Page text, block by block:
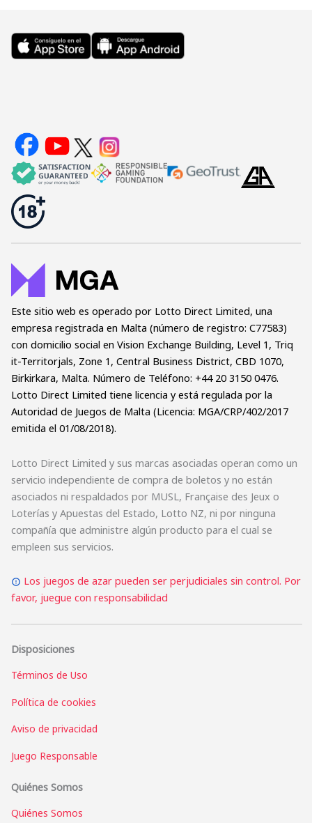
Este sitio web es operado por Lotto Direct Limited, una
empresa registrada en Malta (número de registro: C77583)
con domicilio social en Vision Exchange Building, Level 1, Triq
it-Territorjals, Zone 1, Central Business District, CBD 1070,
Birkirkara, Malta. Número de Teléfono: +44 20 3150 0476.
Lotto Direct Limited tiene licencia y está regulada por la
Autoridad de Juegos de Malta (Licencia: MGA/CRP/402/2017
emitida el 01/08/2018).
Lotto Direct Limited y sus marcas asociadas operan como un
servicio independiente de compra de boletos y no están
asociados ni respaldados por MUSL, Française des Jeux o
Loterías y Apuestas del Estado, Lotto NZ, ni por ninguna
compañía que administre algún producto para el cual se
empleen sus servicios.
Los juegos de azar pueden ser perjudiciales sin control. Por
favor, juegue con responsabilidad
Disposiciones
Términos de Uso
Política de cookies
Aviso de privacidad
Juego Responsable
Quiénes Somos
Quiénes Somos